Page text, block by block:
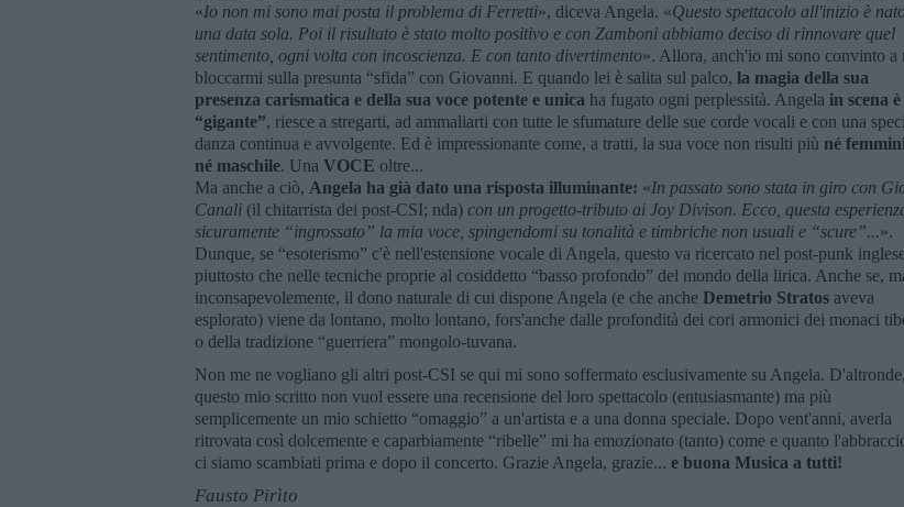
«Io non mi sono mai posta il problema di Ferretti», diceva Angela. «Questo spettacolo all'inizio è
una data sola. Poi il risultato è stato molto positivo e con Zamboni abbiamo deciso di rinnovare quel
sentimento, ogni volta con incoscienza. E con tanto divertimento». Allora, anch'io mi sono convinto a
bloccarmi sulla presunta “sfida” con Giovanni. E quando lei è salita sul palco, la magia della sua
presenza carismatica e della sua voce potente e unica ha fugato ogni perplessità. Angela in scena
“gigante”, riesce a stregarti, ad ammaliarti con tutte le sfumature delle sue corde vocali e con una
danza continua e avvolgente. Ed è impressionante come, a tratti, la sua voce non risulti più né
né maschile. Una VOCE oltre...
Ma anche a ciò, Angela ha già dato una risposta illuminante: «In passato sono stata in giro con
Canali (il chitarrista dei post-CSI; nda) con un progetto-tributo ai Joy Divison. Ecco, questa
sicuramente “ingrossato” la mia voce, spingendomi su tonalità e timbriche non usuali e “scure”...».
Dunque, se “esoterismo” c'è nell'estensione vocale di Angela, questo va ricercato nel post-punk
piuttosto che nelle tecniche proprie al cosiddetto “basso profondo” del mondo della lirica. Anche se,
inconsapevolemente, il dono naturale di cui dispone Angela (e che anche Demetrio Stratos aveva
esplorato) viene da lontano, molto lontano, fors'anche dalle profondità dei cori armonici dei monaci
o della tradizione “guerriera” mongolo-tuvana.
Non me ne vogliano gli altri post-CSI se qui mi sono soffermato esclusivamente su Angela. D'altronde,
questo mio scritto non vuol essere una recensione del loro spettacolo (entusiasmante) ma più
semplicemente un mio schietto “omaggio” a un'artista e a una donna speciale. Dopo vent'anni, averla
ritrovata così dolcemente e caparbiamente “ribelle” mi ha emozionato (tanto) come e quanto
ci siamo scambiati prima e dopo il concerto. Grazie Angela, grazie... e buona Musica a tutti!
Fausto Pirìto